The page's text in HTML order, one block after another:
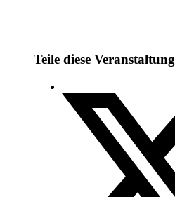
Teile diese Veranstaltung